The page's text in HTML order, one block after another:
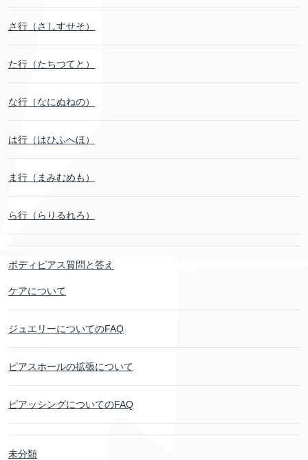
さ行（さしすせそ）
た行（たちつてと）
な行（なにぬねの）
は行（はひふへほ）
ま行（まみむめも）
ら行（らりるれろ）
ボディピアス質問と答え
ケアについて
ジュエリーについてのFAQ
ピアスホールの拡張について
ピアッシングについてのFAQ
未分類